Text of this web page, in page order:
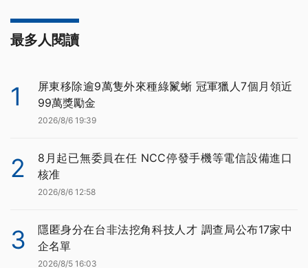
最多人閱讀
1
屏東移除逾9萬隻外來種綠鬣蜥 冠軍獵人7個月領近
99萬獎勵金
2026/8/6 19:39
2
8月起已無委員在任 NCC停發手機等電信設備進口
核准
2026/8/6 12:58
3
隱匿身分在台非法挖角科技人才 調查局公布17家中
企名單
2026/8/5 16:03